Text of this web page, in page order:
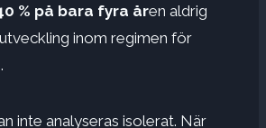
% på bara fyra åren aldrig
inom regimen för
inte analyseras isolerat. När